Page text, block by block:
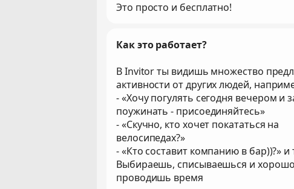
Это просто и бесплатно!
Как это работает?
В Invitor ты видишь множество
активности от других людей,
- «Хочу погулять сегодня вечером и
поужинать - присоединяйтесь»
- «Скучно, кто хочет покататься на
велосипедах?»
- «Кто составит компанию в бар))?» и
Выбираешь, списываешься и хорошо
проводишь время